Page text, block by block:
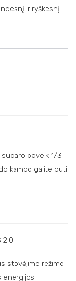
ir ryškesnį
sudaro beveik 1/3
kampo galite būti
2.0
stovėjimo režimo
energijos